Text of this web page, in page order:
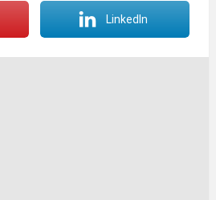
LinkedIn